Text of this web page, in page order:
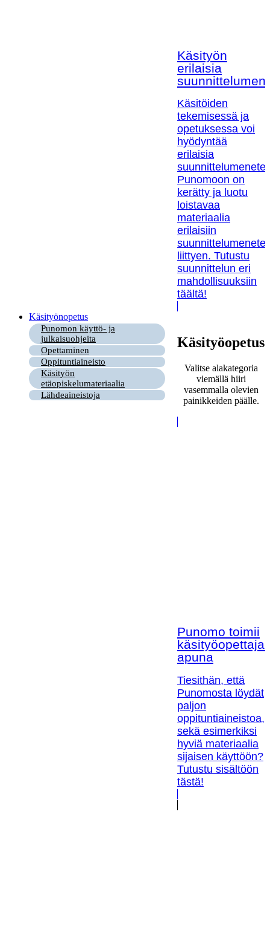
Käsityön
erilaisia
Käsitöiden
tekemisessä ja
opetuksessa voi
hyödyntää
erilaisia
Punomoon on
kerätty ja luotu
loistavaa
materiaalia
erilaisiin
liittyen. Tutustu
suunnittelun eri
mahdollisuuksiin
täältä!
Käsityönopetus
Punomon käyttö- ja
julkaisuohjeita
Opettaminen
Oppituntiaineisto
Käsityön
etäopiskelumateriaalia
Lähdeaineistoja
Käsityöopetus
Valitse alakategoria
viemällä hiiri
vasemmalla olevien
painikkeiden päälle.
Punomo toimii
apuna
Tiesithän, että
Punomosta löydät
paljon
oppituntiaineistoa,
sekä esimerkiksi
hyviä materiaalia
sijaisen käyttöön?
Tutustu sisältöön
tästä!